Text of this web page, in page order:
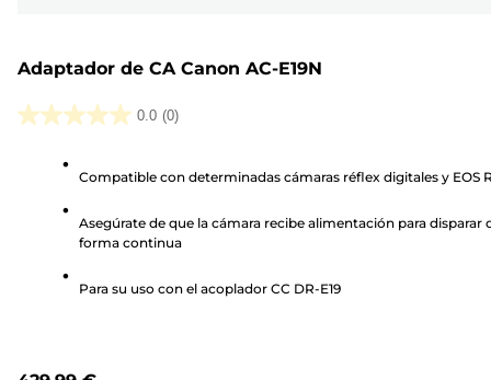
Adaptador de CA Canon AC-E19N
0.0 (0)
0.0
estrellas.
Compatible con determinadas cámaras réflex digitales y EOS
Asegúrate de que la cámara recibe alimentación para disparar
forma continua
Para su uso con el acoplador CC DR-E19